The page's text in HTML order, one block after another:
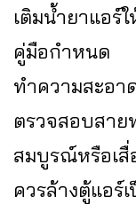
เติมน้ำยาแอร์
คู่มือกำหนด
ทำความสะอา
ตรวจสอบสา
สมบูรณ์หรือเ
ควรล้างตู้แอร์